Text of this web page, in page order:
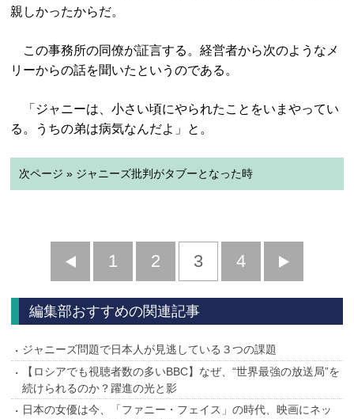
親しかったからだ。
この事務所の同僚が証言する。経営者から次のようなメ
リーからの話を聞いたというのである。
「ジャニーは、小さい頃にやられたことをいまやってい
る。うちの弟は病気なんだよ」と。
次ページ » ジャニーズ批判がタブーとなった時
前
へ
1 2 3 4
へ
編集部おすすめの関連記事
ジャニーズ問題で日本人が見逃している３つの課題
【ロシアでも視聴者数の多いBBC】なぜ、“世界最強の放送局”を
続けられるのか？躍進の光と影
日本の女優は今、「ファニー・フェイス」の時代、映画にネッ